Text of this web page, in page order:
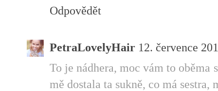
Odpovědět
PetraLovelyHair 12. července
To je nádhera, moc vám to
mě dostala ta sukně, co má